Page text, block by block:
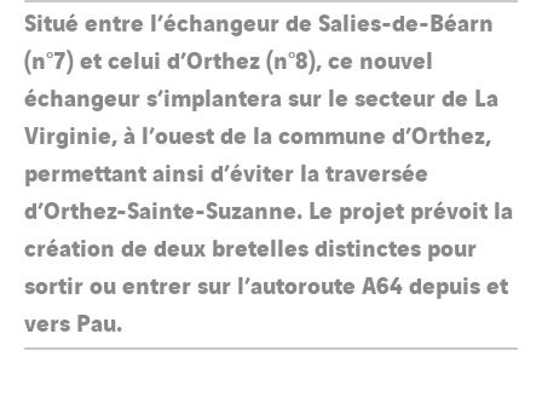
Situé entre l’échangeur de Salies-de-Béarn
(n°7) et celui d’Orthez (n°8), ce nouvel
échangeur s’implantera sur le secteur de La
Virginie, à l’ouest de la commune d’Orthez,
permettant ainsi d’éviter la traversée
d’Orthez-Sainte-Suzanne. Le projet prévoit la
création de deux bretelles distinctes pour
sortir ou entrer sur l’autoroute A64 depuis et
vers Pau.